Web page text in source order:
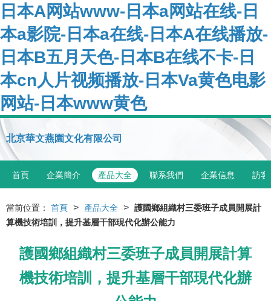
日本A网站www-日本a网站在线-日
本a影院-日本a在线-日本A在线播放-
日本B五月天色-日本B在线不卡-日
本cn人片视频播放-日本Va黄色电影
网站-日本www黄色
北京華文燕園文化有限公司
首頁 企業簡介 產品大全 聯系我們 企業信息 訪客
當前位置： 首頁 > 產品大全 > 護國鄉組織村三委班子成員開展計
算機技術培訓，提升基層干部現代化辦公能力
護國鄉組織村三委班子成員開展計算
機技術培訓，提升基層干部現代化辦